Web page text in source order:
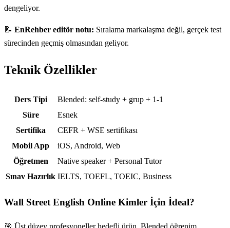
dengeliyor.
📝 EnRehber editör notu: Sıralama markalaşma değil, gerçek test
sürecinden geçmiş olmasından geliyor.
Teknik Özellikler
Teknik özellikler
Ders Tipi
Blended: self-study + grup + 1-1
Süre
Esnek
Sertifika
CEFR + WSE sertifikası
Mobil App
iOS, Android, Web
Öğretmen
Native speaker + Personal Tutor
Sınav Hazırlık IELTS, TOEFL, TOEIC, Business
Wall Street English Online Kimler İçin İdeal?
🎯 Üst düzey profesyoneller hedefli ürün. Blended öğrenim